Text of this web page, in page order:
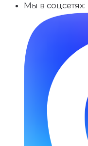
Мы в соцсетях: